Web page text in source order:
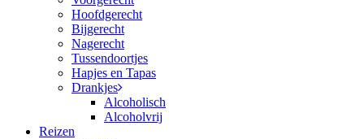
Hoofdgerecht
Bijgerecht
Nagerecht
Tussendoortjes
Hapjes en Tapas
Drankjes
Alcoholisch
Alcoholvrij
Reizen